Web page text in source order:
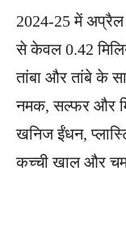
2024-25 में अप्रैल
से केवल 0.42
तांबा और तांबे के
नमक, सल्फर और
खनिज ईंधन,
कच्ची खाल और